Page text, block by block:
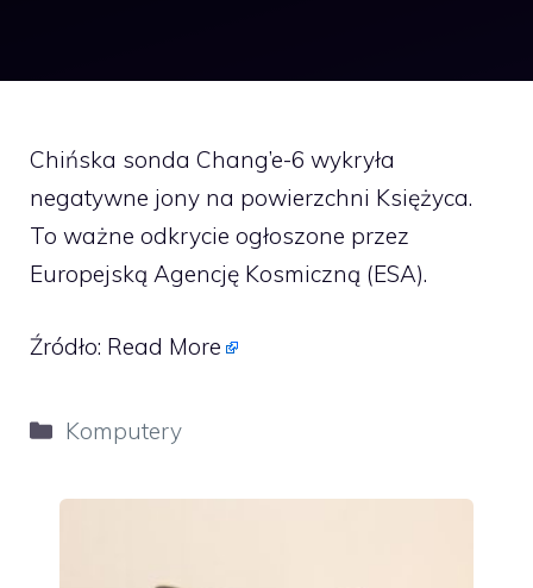
Chińska sonda Chang’e-6 wykryła
negatywne jony na powierzchni Księżyca.
To ważne odkrycie ogłoszone przez
Europejską Agencję Kosmiczną (ESA).
Źródło: Read More
Kategorie
Komputery